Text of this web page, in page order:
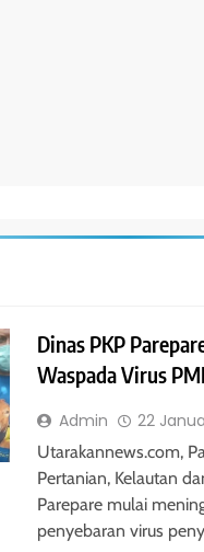
Dinas PKP
Waspada Virus
Admin 22
Utarakannews.com,
Pertanian, Kelautan
Parepare mulai
penyebaran virus